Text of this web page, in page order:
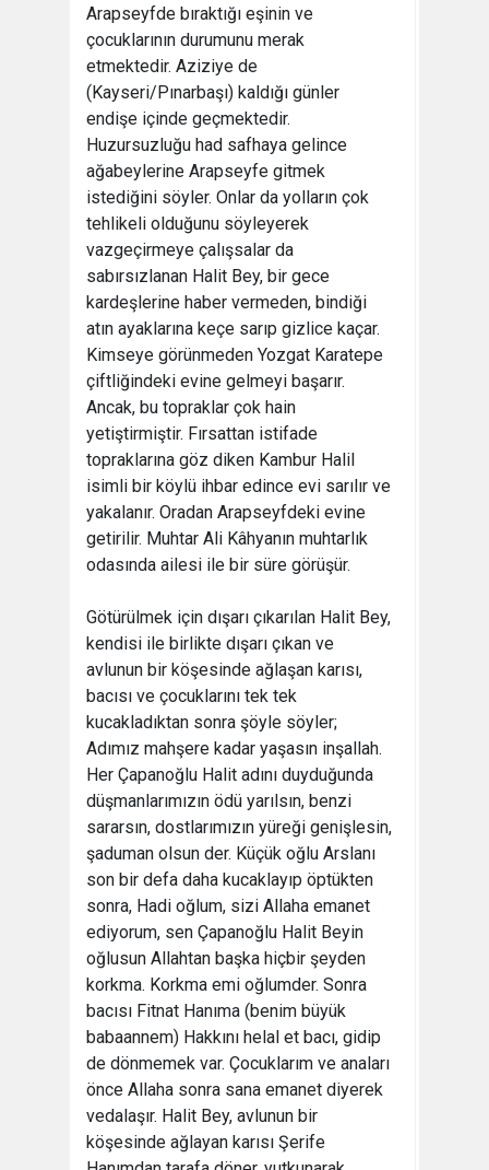
Arapseyfde bıraktığı eşinin ve
çocuklarının durumunu merak
etmektedir. Aziziye de
(Kayseri/Pınarbaşı) kaldığı günler
endişe içinde geçmektedir.
Huzursuzluğu had safhaya gelince
ağabeylerine Arapseyfe gitmek
istediğini söyler. Onlar da yolların çok
tehlikeli olduğunu söyleyerek
vazgeçirmeye çalışsalar da
sabırsızlanan Halit Bey, bir gece
kardeşlerine haber vermeden, bindiği
atın ayaklarına keçe sarıp gizlice kaçar.
Kimseye görünmeden Yozgat Karatepe
çiftliğindeki evine gelmeyi başarır.
Ancak, bu topraklar çok hain
yetiştirmiştir. Fırsattan istifade
topraklarına göz diken Kambur Halil
isimli bir köylü ihbar edince evi sarılır ve
yakalanır. Oradan Arapseyfdeki evine
getirilir. Muhtar Ali Kâhyanın muhtarlık
odasında ailesi ile bir süre görüşür.
Götürülmek için dışarı çıkarılan Halit Bey,
kendisi ile birlikte dışarı çıkan ve
avlunun bir köşesinde ağlaşan karısı,
bacısı ve çocuklarını tek tek
kucakladıktan sonra şöyle söyler;
Adımız mahşere kadar yaşasın inşallah.
Her Çapanoğlu Halit adını duyduğunda
düşmanlarımızın ödü yarılsın, benzi
sararsın, dostlarımızın yüreği genişlesin,
şaduman olsun der. Küçük oğlu Arslanı
son bir defa daha kucaklayıp öptükten
sonra, Hadi oğlum, sizi Allaha emanet
ediyorum, sen Çapanoğlu Halit Beyin
oğlusun Allahtan başka hiçbir şeyden
korkma. Korkma emi oğlumder. Sonra
bacısı Fitnat Hanıma (benim büyük
babaannem) Hakkını helal et bacı, gidip
de dönmemek var. Çocuklarım ve anaları
önce Allaha sonra sana emanet diyerek
vedalaşır. Halit Bey, avlunun bir
köşesinde ağlayan karısı Şerife